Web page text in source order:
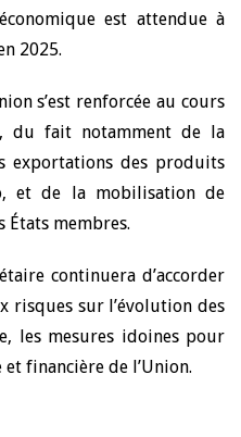
est attendue à
2025.
s’est renforcée au cours
du fait notamment de la
exportations des produits
et de la mobilisation de
États membres.
continuera d’accorder
risques sur l’évolution des
les mesures idoines pour
financière de l’Union.